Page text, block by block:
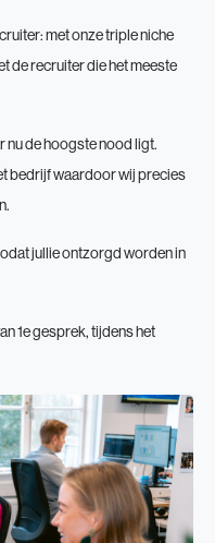
met onze triple niche
de recruiter die het meeste
nu de hoogste nood ligt.
bedrijf waardoor wij precies
jullie ontzorgd worden in
1e gesprek, tijdens het